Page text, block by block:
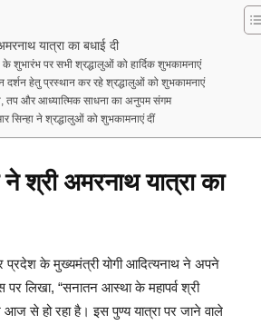
यात्रा का बधाई दी
के शुभारंभ पर सभी श्रद्धालुओं को हार्दिक शुभकामनाएं
दर्शन हेतु प्रस्थान कर रहे श्रद्धालुओं को शुभकामनाएं
तप और आध्यात्मिक साधना का अनुपम संगम
सिन्हा ने श्रद्धालुओं को शुभकामनाएं दीं
ने श्री अमरनाथ यात्रा का
प्रदेश के मुख्यमंत्री योगी आदित्यनाथ ने अपने
लिखा, “सनातन आस्था के महापर्व श्री
से हो रहा है। इस पुण्य यात्रा पर जाने वाले